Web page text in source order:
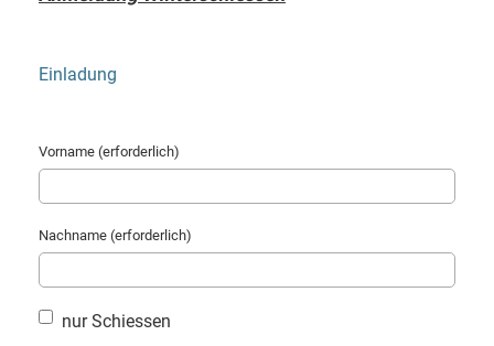
Einladung
Vorname (erforderlich)
Nachname (erforderlich)
nur Schiessen